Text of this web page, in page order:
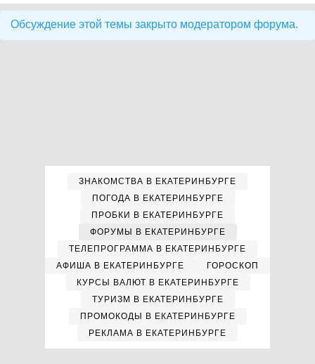
Обсуждение этой темы закрыто модератором форума.
ЗНАКОМСТВА В ЕКАТЕРИНБУРГЕ
ПОГОДА В ЕКАТЕРИНБУРГЕ
ПРОБКИ В ЕКАТЕРИНБУРГЕ
ФОРУМЫ В ЕКАТЕРИНБУРГЕ
ТЕЛЕПРОГРАММА В ЕКАТЕРИНБУРГЕ
АФИША В ЕКАТЕРИНБУРГЕ
ГОРОСКОП
КУРСЫ ВАЛЮТ В ЕКАТЕРИНБУРГЕ
ТУРИЗМ В ЕКАТЕРИНБУРГЕ
ПРОМОКОДЫ В ЕКАТЕРИНБУРГЕ
РЕКЛАМА В ЕКАТЕРИНБУРГЕ